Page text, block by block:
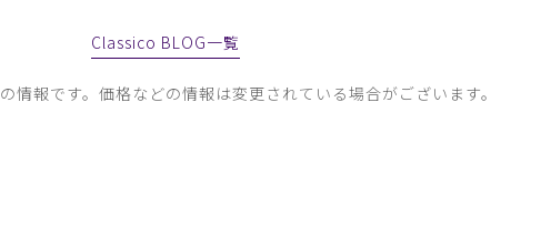
Classico BLOG一覧
情報です。価格などの情報は変更されている場合がございます。